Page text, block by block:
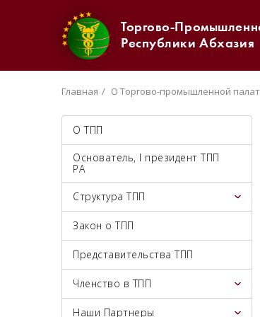
Торгово-
Республики Абхазия
Главная О Торгово-промышленной
О ТПП
Основатель, I президент ТПП
РА
Структура ТПП
Закон о ТПП
Представительства ТПП
Членство в ТПП
Наши Партнеры